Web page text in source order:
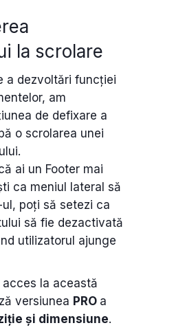
la scrolare
a dezvoltări funcției
am
de defixare a
o scrolarea unei
ai un Footer mai
ca meniul lateral să
poți să setezi ca
să fie dezactivată
utilizatorul ajunge
acces la această
versiunea PRO a
și dimensiune.